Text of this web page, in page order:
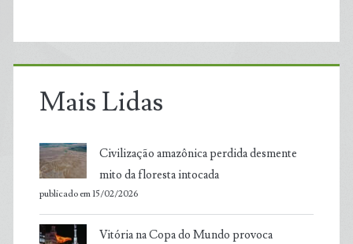
Mais Lidas
Civilização amazônica perdida desmente
mito da floresta intocada
publicado em 15/02/2026
Vitória na Copa do Mundo provoca